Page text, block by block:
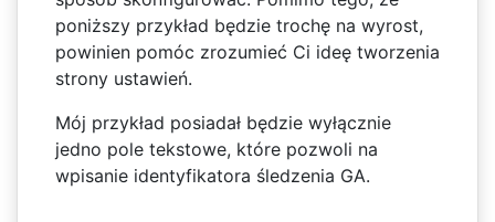
poniższy przykład będzie trochę na wyrost,
powinien pomóc zrozumieć Ci ideę tworzenia
strony ustawień.
Mój przykład posiadał będzie wyłącznie
jedno pole tekstowe, które pozwoli na
wpisanie identyfikatora śledzenia GA.